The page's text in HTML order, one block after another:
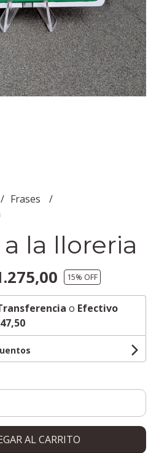
Frases
la lloreria
15% OFF
o Efectivo
AL CARRITO